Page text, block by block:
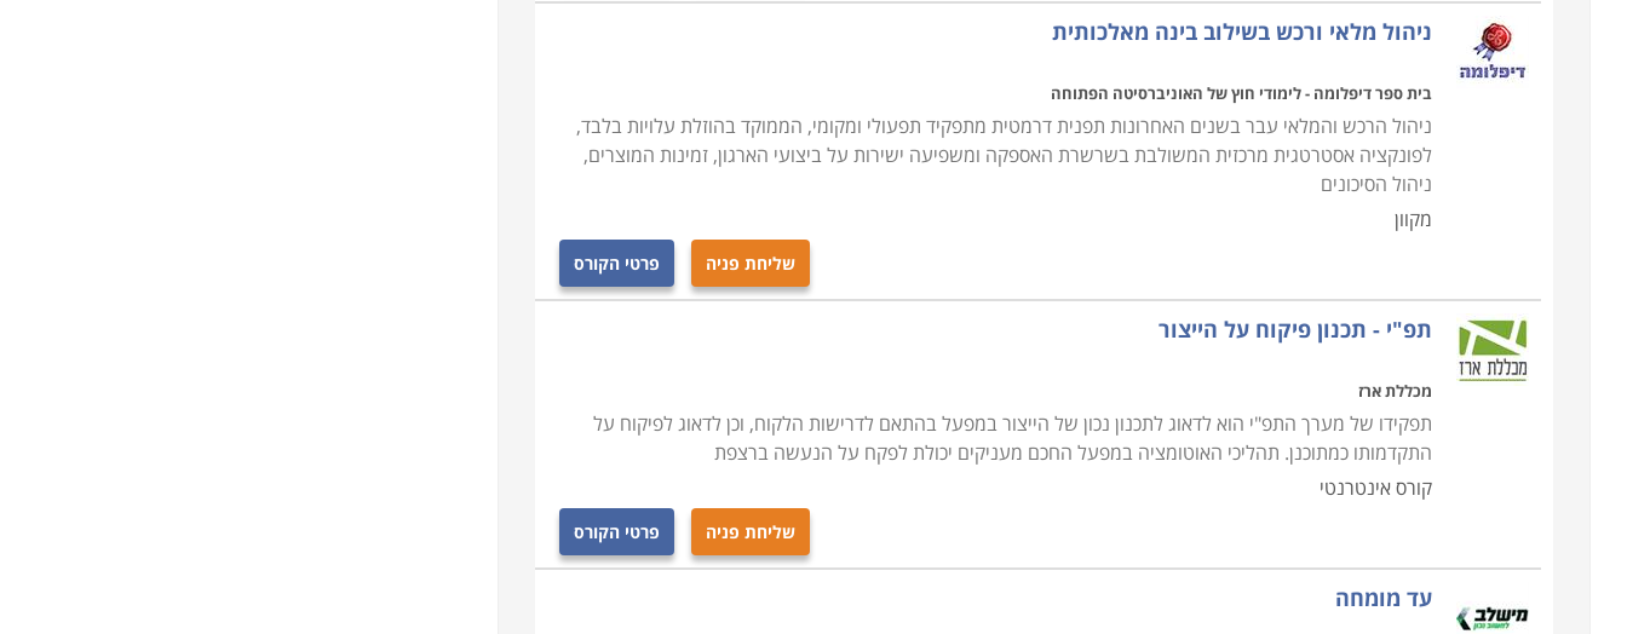
ניהול מלאי ורכש בשילוב בינה מאלכותית
בית ספר דיפלומה - לימודי חוץ של האוניברסיטה הפתוחה
ניהול הרכש והמלאי עבר בשנים האחרונות תפנית דרמטית מתפקיד תפעולי ומקומי, הממוקד בהוזלת עלויות בלבד,
לפונקציה אסטרטגית מרכזית המשולבת בשרשרת האספקה ומשפיעה ישירות על ביצועי הארגון, זמינות המוצרים,
ניהול הסיכונים
מקוון
שליחת פניה פרטי הקורס
תפ"י - תכנון פיקוח על הייצור
מכללת ארז
תפקידו של מערך התפ"י הוא לדאוג לתכנון נכון של הייצור במפעל בהתאם לדרישות הלקוח, וכן לדאוג לפיקוח על
התקדמותו כמתוכנן. תהליכי האוטומציה במפעל החכם מעניקים יכולת לפקח על הנעשה ברצפת
קורס אינטרנטי
שליחת פניה פרטי הקורס
עד מומחה